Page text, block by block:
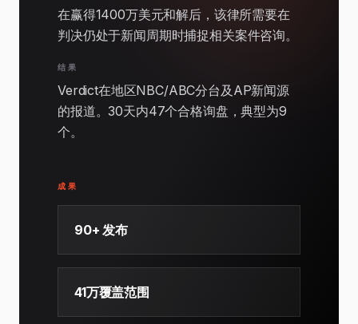
在赢得1400万美元和解后，该律所需要在
判决仍处于新闻周期时捕捉相关案件咨询。
结果
Verdict在地区NBC/ABC分台及AP新闻源
的报道。30天内47个合格询盘，典型为9
个。
成果
90+ 发布
41万覆盖范围